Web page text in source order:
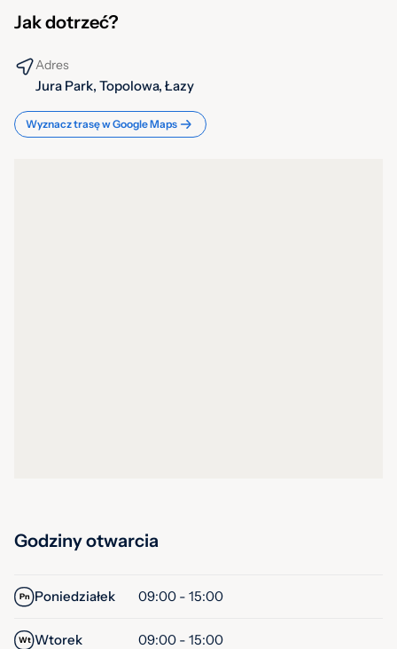
Jak dotrzeć?
Adres
Jura Park, Topolowa, Łazy
Wyznacz trasę w Google Maps
Godziny otwarcia
Pn Poniedziałek 09:00 - 15:00
Wt Wtorek 09:00 - 15:00